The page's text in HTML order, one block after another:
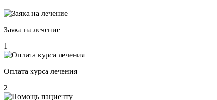
Заяка на лечение
1
Оплата курса лечения
2